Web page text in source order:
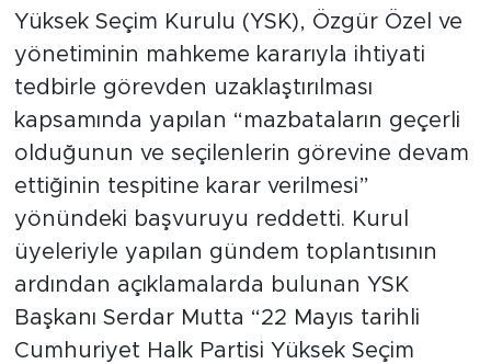
Yüksek Seçim Kurulu (YSK), Özgür Özel ve
yönetiminin mahkeme kararıyla ihtiyati
tedbirle görevden uzaklaştırılması
kapsamında yapılan “mazbataların geçerli
olduğunun ve seçilenlerin görevine devam
ettiğinin tespitine karar verilmesi”
yönündeki başvuruyu reddetti. Kurul
üyeleriyle yapılan gündem toplantısının
ardından açıklamalarda bulunan YSK
Başkanı Serdar Mutta “22 Mayıs tarihli
Cumhuriyet Halk Partisi Yüksek Seçim